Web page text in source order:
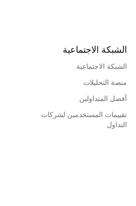
الشبكة الاجتماعية
الشبكة الاجتماعية
منصة التحليلات
أفضل المتداولين
تقييمات المستخدمين لشركات
التداول